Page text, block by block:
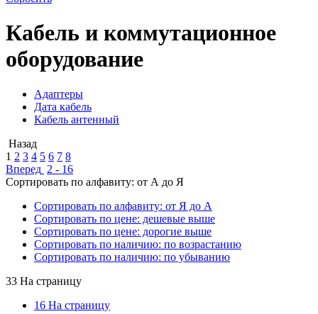
Кабель и коммутационное
оборудование
Адаптеры
Дата кабель
Кабель антенный
Назад
1 2 3 4 5 6 7 8
Вперед 2 - 16
Сортировать по алфавиту: от А до Я
Сортировать по алфавиту: от Я до А
Сортировать по цене: дешевые выше
Сортировать по цене: дорогие выше
Сортировать по наличию: по возрастанию
Сортировать по наличию: по убыванию
33 На страницу
16 На страницу